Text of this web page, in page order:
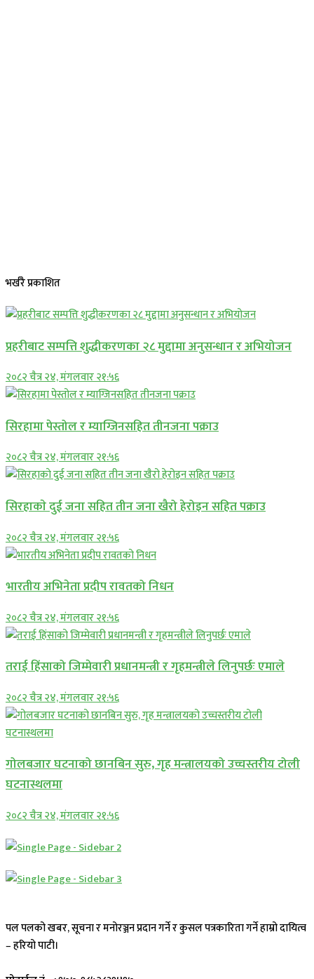
भर्खरै प्रकाशित
प्रहरीबाट सम्पत्ति शुद्धीकरणका २८ मुद्दामा अनुसन्धान र अभियोजन
२०८२ चैत्र २४, मंगलवार २१:५६
सिरहामा पेस्तोल र म्याग्जिनसहित तीनजना पक्राउ
२०८२ चैत्र २४, मंगलवार २१:५६
सिरहाकाे दुई जना सहित तीन जना खैरो हेरोइन सहित पक्राउ
२०८२ चैत्र २४, मंगलवार २१:५६
भारतीय अभिनेता प्रदीप रावतको निधन
२०८२ चैत्र २४, मंगलवार २१:५६
तराई हिंसाको जिम्मेवारी प्रधानमन्त्री र गृहमन्त्रीले लिनुपर्छः एमाले
२०८२ चैत्र २४, मंगलवार २१:५६
गोलबजार घटनाको छानबिन सुरु, गृह मन्त्रालयको उच्चस्तरीय टोली
घटनास्थलमा
२०८२ चैत्र २४, मंगलवार २१:५६
पल पलको खबर, सूचना र मनोरञ्जन प्रदान गर्ने र कुसल पत्रकारिता गर्ने हाम्रो दायित्व
– हरियो पाटी।